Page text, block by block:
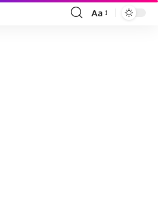
Font
Aa